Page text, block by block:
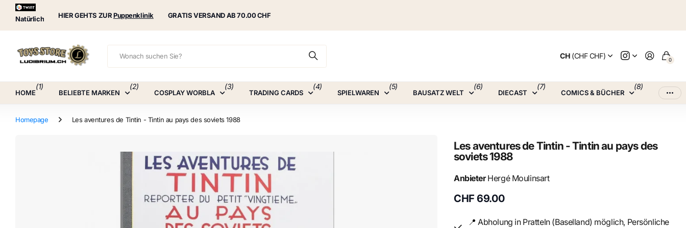
Natürlich HIER GEHTS ZURPuppenklinik
Puppenklinik GRATIS VERSAND AB 70.00 CHF
CH(CHF CHF) 0
HOME
(1)
BELIEBTE MARKEN
(2)
COSPLAY WORBLA
(3)
TRADING CARDS
(4)
SPIELWAREN
(5)
BAUSATZ WELT
(6)
DIECAST
(7)
COMICS & BÜCHER
(8)
Homepage Les aventures de Tintin - Tintin au pays des soviets 1988
Les aventures de Tintin - Tintin au pays des
soviets 1988
AnbieterHergé Moulinsart
CHF 69.00
📍 Abholung in Pratteln (Baselland) möglich, Persönliche